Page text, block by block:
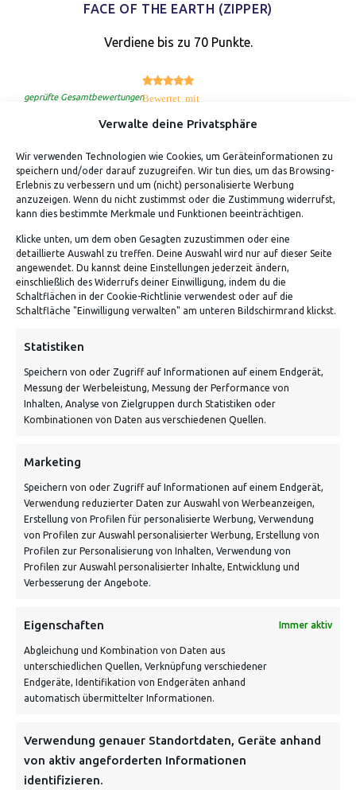
Verwalte deine Privatsphäre
Wir verwenden Technologien wie Cookies, um Geräteinformationen zu
speichern und/oder darauf zuzugreifen. Wir tun dies, um das Browsing-
Erlebnis zu verbessern und um (nicht) personalisierte Werbung
anzuzeigen. Wenn du nicht zustimmst oder die Zustimmung widerrufst,
kann dies bestimmte Merkmale und Funktionen beeinträchtigen.
Klicke unten, um dem oben Gesagten zuzustimmen oder eine
detaillierte Auswahl zu treffen. Deine Auswahl wird nur auf dieser Seite
angewendet. Du kannst deine Einstellungen jederzeit ändern,
einschließlich des Widerrufs deiner Einwilligung, indem du die
Schaltflächen in der Cookie-Richtlinie verwendest oder auf die
Schaltfläche "Einwilligung verwalten" am unteren Bildschirmrand klickst.
Statistiken
Speichern von oder Zugriff auf Informationen auf einem Endgerät,
Messung der Werbeleistung, Messung der Performance von
Inhalten, Analyse von Zielgruppen durch Statistiken oder
Kombinationen von Daten aus verschiedenen Quellen.
Marketing
Speichern von oder Zugriff auf Informationen auf einem Endgerät,
Verwendung reduzierter Daten zur Auswahl von Werbeanzeigen,
Erstellung von Profilen für personalisierte Werbung, Verwendung
von Profilen zur Auswahl personalisierter Werbung, Erstellung von
Profilen zur Personalisierung von Inhalten, Verwendung von
Profilen zur Auswahl personalisierter Inhalte, Entwicklung und
Verbesserung der Angebote.
Eigenschaften Immer aktiv
Abgleichung und Kombination von Daten aus
unterschiedlichen Quellen, Verknüpfung verschiedener
Endgeräte, Identifikation von Endgeräten anhand
automatisch übermittelter Informationen.
Verwendung genauer Standortdaten, Geräte anhand
von aktiv angeforderten Informationen
identifizieren.
FACE OF THE EARTH (ZIPPER)
Verdiene bis zu 70 Punkte.
Bewertet mit
geprüfte Gesamtbewertungen
ADRESSE
Von Tiling GmbH
Kontakt: Mo - Fr von 10:00 bis 18:00 Uhr
info@vontiling.de
VERSANDKOSTENHINWEIS:
NEWSLETTER
Danke, deine Registrierung war erfolgreich! Bitte prüfe